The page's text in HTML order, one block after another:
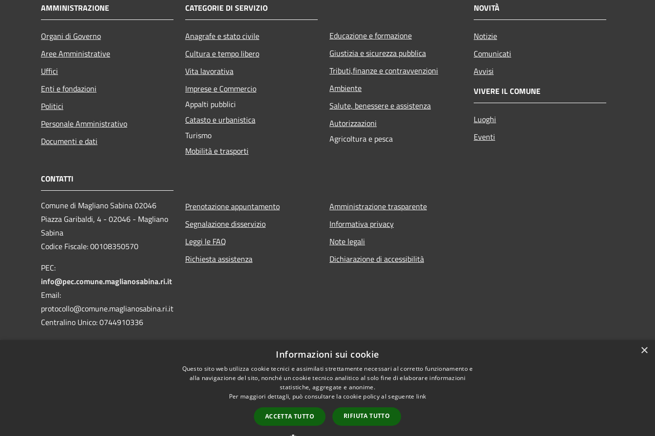
AMMINISTRAZIONE
Organi di Governo
Aree Amministrative
Uffici
Enti e fondazioni
Politici
Personale Amministrativo
Documenti e dati
CATEGORIE DI SERVIZIO
Anagrafe e stato civile
Cultura e tempo libero
Vita lavorativa
Imprese e Commercio
Appalti pubblici
Catasto e urbanistica
Turismo
Mobilità e trasporti
Educazione e formazione
Giustizia e sicurezza pubblica
Tributi,finanze e contravvenzioni
Ambiente
Salute, benessere e assistenza
Autorizzazioni
Agricoltura e pesca
NOVITÀ
Notizie
Comunicati
Avvisi
VIVERE IL COMUNE
Luoghi
Eventi
CONTATTI
Comune di Magliano Sabina 02046
Piazza Garibaldi, 4 - 02046 - Magliano
Sabina
Codice Fiscale: 00108350570
PEC:
info@pec.comune.maglianosabina.ri.it
Email:
protocollo@comune.maglianosabina.ri.it
Centralino Unico: 0744910336
Prenotazione appuntamento
Segnalazione disservizio
Leggi le FAQ
Richiesta assistenza
Amministrazione trasparente
Informativa privacy
Note legali
Dichiarazione di accessibilità
Copyright © 2026 • Comune di Magliano Sabina • Powered by
×
Informazioni sui cookie
Questo sito web utilizza cookie tecnici e assimilati strettamente necessari al corretto funzionamento e
alla navigazione del sito, nonché un cookie tecnico analitico al solo fine di elaborare informazioni
statistiche, aggregate e anonime.
Per maggiori dettagli, può consultare la cookie policy al seguente link
ACCETTA TUTTO RIFIUTA TUTTO